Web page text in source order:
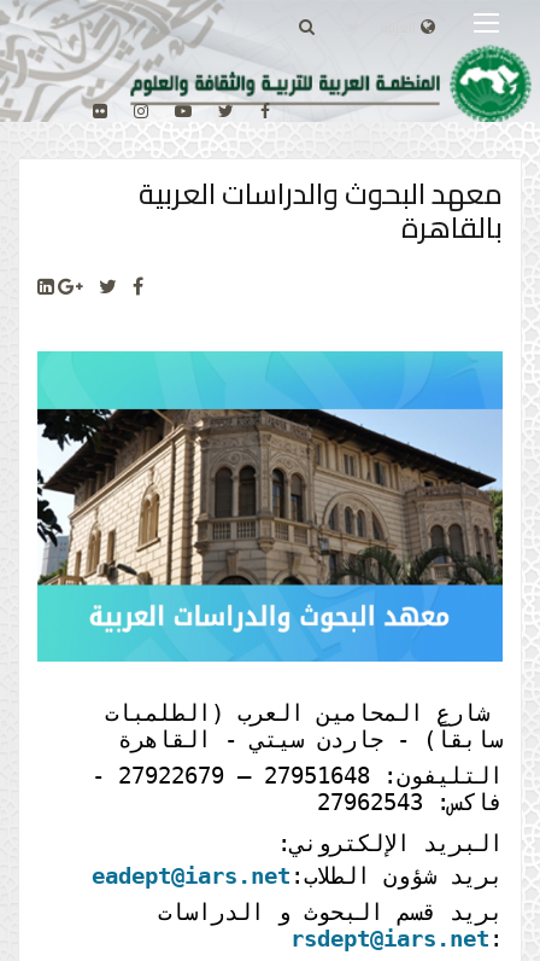
معهد البحوث والدراسات العربية
بالقاهرة
شارع المحامين العرب (الطلمبات
سابقاً) - جاردن سيتي - القاهرة
التليفون: 27951648 – 27922679 -
فاكس: 27962543
البريد الإلكتروني:
بريد شؤون الطلاب: eadept@iars.net
بريد قسم البحوث و الدراسات
:
rsdept@iars.net